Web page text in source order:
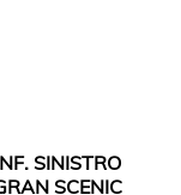
SINISTRO
SCENIC